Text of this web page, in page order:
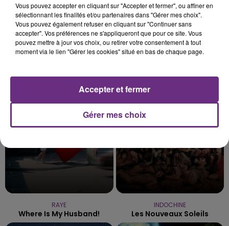
LA CENTRALE NUCLÉAIRE DE CHOOZ
TOUJOURS À L'ARRÊT
Cela fait déjà une semaine que la centrale
nucléaire ardennaise est à l'arrêt. Une situation
RAYE
Where Is My Husband!
INDOCHINE
Les Nouveaux Soleils
Vous pouvez accepter en cliquant sur "Accepter et fermer", ou affiner en
sélectionnant les finalités et/ou partenaires dans "Gérer mes choix".
Vous pouvez également refuser en cliquant sur "Continuer sans
accepter". Vos préférences ne s'appliqueront que pour ce site. Vous
pouvez mettre à jour vos choix, ou retirer votre consentement à tout
moment via le lien "Gérer les cookies" situé en bas de chaque page.
Gérer mes choix
Accepter et fermer